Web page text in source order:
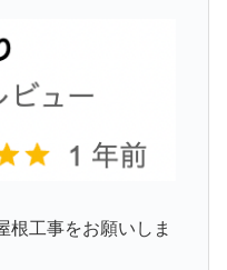
根工事をお願いしま